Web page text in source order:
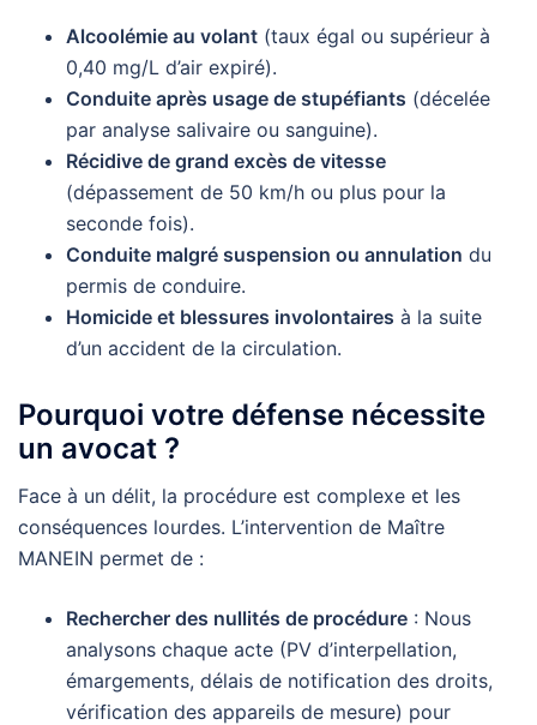
Alcoolémie au volant (taux égal ou supérieur à
0,40 mg/L d’air expiré).
Conduite après usage de stupéfiants (décelée
par analyse salivaire ou sanguine).
Récidive de grand excès de vitesse
(dépassement de 50 km/h ou plus pour la
seconde fois).
Conduite malgré suspension ou annulation du
permis de conduire.
Homicide et blessures involontaires à la suite
d’un accident de la circulation.
Pourquoi votre défense nécessite
un avocat ?
Face à un délit, la procédure est complexe et les
conséquences lourdes. L’intervention de Maître
MANEIN permet de :
Rechercher des nullités de procédure : Nous
analysons chaque acte (PV d’interpellation,
émargements, délais de notification des droits,
vérification des appareils de mesure) pour